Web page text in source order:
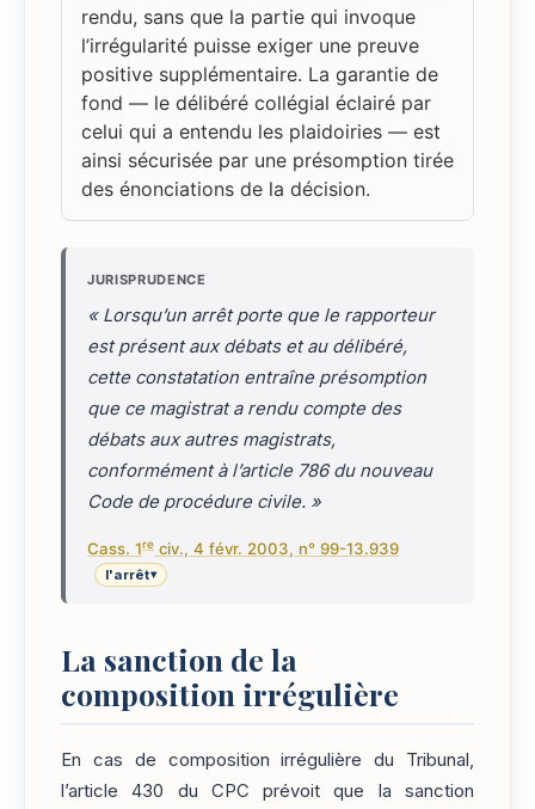
rendu, sans que la partie qui invoque
l’irrégularité puisse exiger une preuve
positive supplémentaire. La garantie de
fond — le délibéré collégial éclairé par
celui qui a entendu les plaidoiries — est
ainsi sécurisée par une présomption tirée
des énonciations de la décision.
JURISPRUDENCE
« Lorsqu’un arrêt porte que le rapporteur
est présent aux débats et au délibéré,
cette constatation entraîne présomption
que ce magistrat a rendu compte des
débats aux autres magistrats,
conformément à l’article 786 du nouveau
Code de procédure civile. »
Cass. 1re civ., 4 févr. 2003, n° 99-13.939
l'arrêt▾
La sanction de la
composition irrégulière
En cas de composition irrégulière du Tribunal,
l’article 430 du CPC prévoit que la sanction